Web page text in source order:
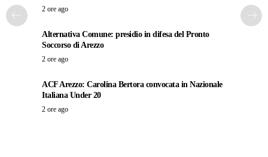
2 ore ago
Alternativa Comune: presidio in difesa del Pronto
Soccorso di Arezzo
2 ore ago
ACF Arezzo: Carolina Bertora convocata in Nazionale
Italiana Under 20
2 ore ago